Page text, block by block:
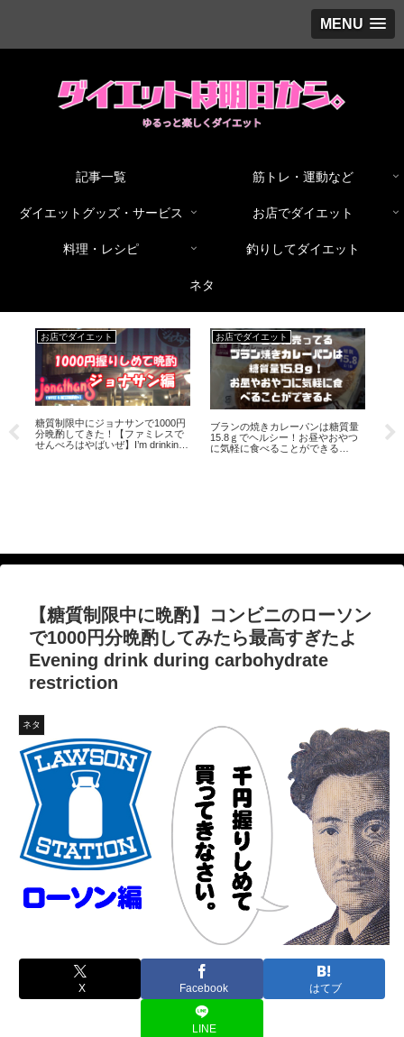
MENU
記事一覧 筋トレ・運動など
ダイエットグッズ・サービス お店でダイエット
料理・レシピ 釣りしてダイエット
ネタ
料理・レシピ お店でダイエット
『カップヌードルナイスとライト
とノーマルって何が違うの？』ナ
イスは糖質制限にも食べてよし！
ロ
ヤ
【糖質制限中に晩酌】コンビニのローソン
で1000円分晩酌してみたら最高すぎたよ
Evening drink during carbohydrate
restriction
ネタ
X Facebook はてブ
LINE